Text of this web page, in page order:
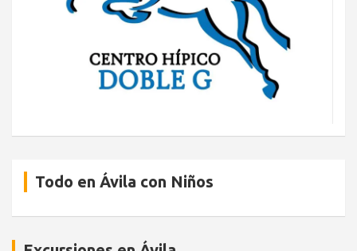
Todo en Ávila con Niños